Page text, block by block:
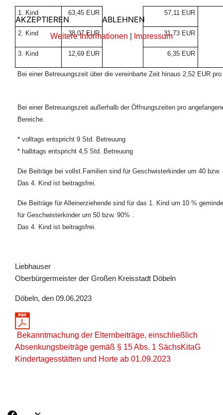
1. Kind 63,45 EUR 57,11 EUR
2. Kind 38,07 EUR 31,73 EUR
3. Kind 12,69 EUR 6,35 EUR
Bei einer Betreuungszeit über die vereinbarte Zeit hinaus 2,52 EUR
Bei einer Betreuungszeit außerhalb der Öffnungszeiten pro
Bereiche.
* volltags entspricht 9 Std. Betreuung
* halbtags entspricht 4,5 Std. Betreuung
Die Beiträge bei vollst.Familien sind für Geschwisterkinder um 40 bzw.
Das 4. Kind ist beitragsfrei.
Die Beiträge für Alleinerziehende sind für das 1. Kind um 10 %
für Geschwisterkinder um 50 bzw. 90% .
Das 4. Kind ist beitragsfrei.
Liebhauser
Oberbürgermeister der Großen Kreisstadt Döbeln
Döbeln, den 09.06.2023
Bekanntmachung der Elternbeiträge, einschließlich
Absenkungsbeiträge gemäß § 15 Abs. 1 SächsKitaG
Kindertagesstätten und Horte ab 01.09.2023
AKZEPTIEREN ABLEHNEN
Weitere Informationen Impressum